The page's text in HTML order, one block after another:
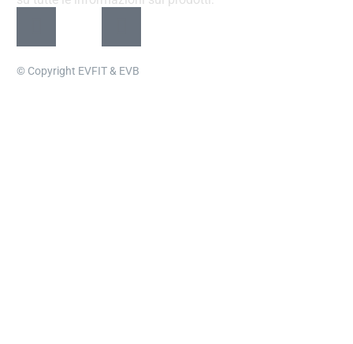
© Copyright EVFIT & EVB